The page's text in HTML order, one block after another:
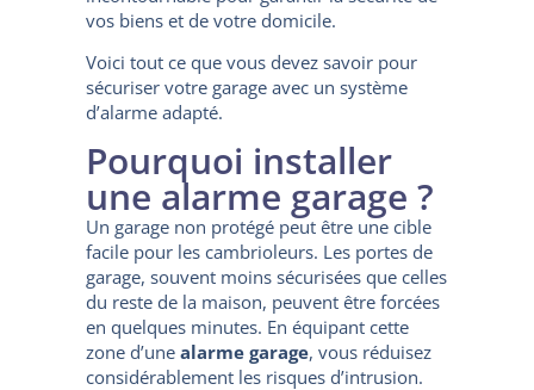
vos biens et de votre domicile.
Voici tout ce que vous devez savoir pour
sécuriser votre garage avec un système
d’alarme adapté.
Pourquoi installer
une alarme garage ?
Un garage non protégé peut être une cible
facile pour les cambrioleurs. Les portes de
garage, souvent moins sécurisées que celles
du reste de la maison, peuvent être forcées
en quelques minutes. En équipant cette
zone d’unealarme garage, vous réduisez
considérablement les risques d’intrusion.